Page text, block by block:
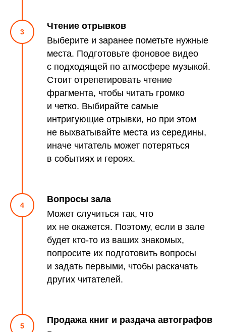
Чтение отрывков
Выберите и заранее пометьте нужные
места. Подготовьте фоновое видео
с подходящей по атмосфере музыкой.
Стоит отрепетировать чтение
фрагмента, чтобы читать громко
и четко. Выбирайте самые
интригующие отрывки, но при этом
не выхватывайте места из середины,
иначе читатель может потеряться
в событиях и героях.
Вопросы зала
Может случиться так, что
их не окажется. Поэтому, если в зале
будет кто-то из ваших знакомых,
попросите их подготовить вопросы
и задать первыми, чтобы раскачать
других читателей.
Продажа книг и раздача автографов